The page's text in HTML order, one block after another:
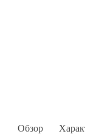
Обзор